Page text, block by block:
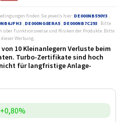
finden Sie jeweils hier: DE000NB590Y3 ,
, DE000NG8ERA5 , DE000NB7C293 . Bitte
über Funktionsweise und Risiken der Produkte. Bitte
dieser Werbung.
10 Kleinanlegern Verluste beim
Turbo-Zertifikate sind hoch
für langfristige Anlage­
+0,80%